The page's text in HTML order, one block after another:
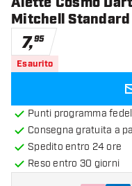
Mitchell Standard
7,95
Esaurito
Punti programma
Consegna gratuita a
Spedito entro 24 ore
Reso entro 30 giorni